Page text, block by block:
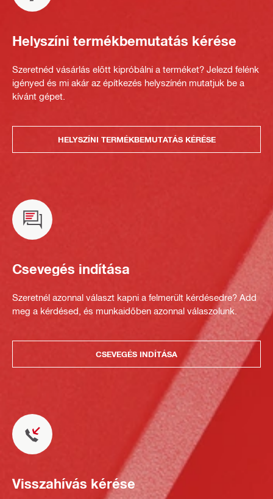
Helyszíni termékbemutatás kérése
Szeretnéd vásárlás előtt kipróbálni a terméket? Jelezd felénk
igényed és mi akár az építkezés helyszínén mutatjuk be a
kívánt gépet.
HELYSZÍNI TERMÉKBEMUTATÁS KÉRÉSE
Csevegés indítása
Szeretnél azonnal választ kapni a felmerült kérdésedre? Add
meg a kérdésed, és munkaidőben azonnal válaszolunk.
CSEVEGÉS INDÍTÁSA
Visszahívás kérése